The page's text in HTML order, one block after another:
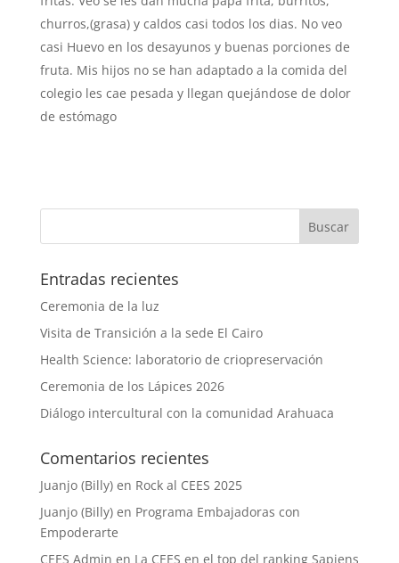
churros,(grasa) y caldos casi todos los dias. No veo
casi Huevo en los desayunos y buenas porciones de
fruta. Mis hijos no se han adaptado a la comida del
colegio les cae pesada y llegan quejándose de dolor
de estómago
Entradas recientes
Ceremonia de la luz
Visita de Transición a la sede El Cairo
Health Science: laboratorio de criopreservación
Ceremonia de los Lápices 2026
Diálogo intercultural con la comunidad Arahuaca
Comentarios recientes
Juanjo (Billy)en Rock al CEES 2025
Juanjo (Billy)en Programa Embajadoras con
Empoderarte
CEES Admin en La CEES en el top del ranking Sapiens